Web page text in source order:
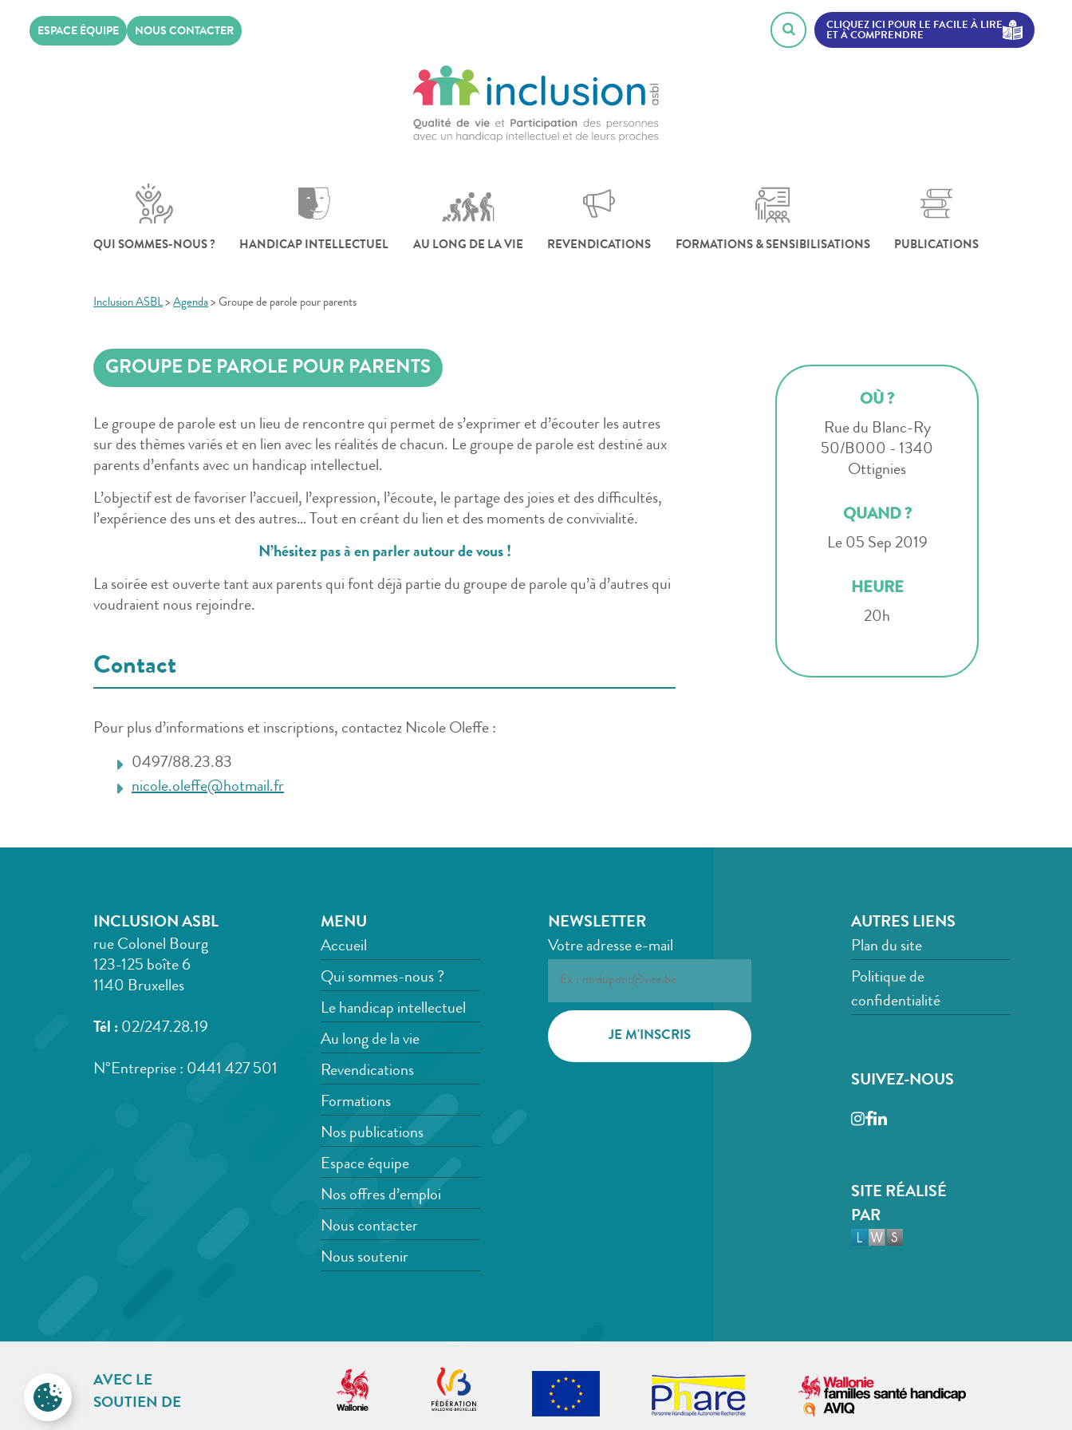
ESPACE ÉQUIPE NOUS CONTACTER
CLIQUEZ ICI POUR LE FACILE À LIRE
ET À COMPRENDRE
QUI SOMMES-NOUS ? HANDICAP INTELLECTUEL AU LONG DE LA VIE REVENDICATIONS FORMATIONS & SENSIBILISATIONS PUBLICATIONS
Inclusion ASBL> Agenda > Groupe de parole pour parents
GROUPE DE PAROLE POUR PARENTS
Le groupe de parole est un lieu de rencontre qui permet de s’exprimer et d’écouter les autres
sur des thèmes variés et en lien avec les réalités de chacun. Le groupe de parole est destiné aux
parents d’enfants avec un handicap intellectuel.
L’objectif est de favoriser l’accueil, l’expression, l’écoute, le partage des joies et des difficultés,
l’expérience des uns et des autres… Tout en créant du lien et des moments de convivialité.
N’hésitez pas à en parler autour de vous !
La soirée est ouverte tant aux parents qui font déjà partie du groupe de parole qu’à d’autres qui
voudraient nous rejoindre.
Contact
Pour plus d’informations et inscriptions, contactez Nicole Oleffe :
0497/88.23.83
nicole.oleffe@hotmail.fr
OÙ ?
Rue du Blanc-Ry
50/B000 - 1340
Ottignies
QUAND ?
Le 05 Sep 2019
HEURE
20h
INCLUSION ASBL
rue Colonel Bourg
123-125 boîte 6
1140 Bruxelles
Tél : 02/247.28.19
N°Entreprise : 0441 427 501
MENU
Accueil
Qui sommes-nous ?
Le handicap intellectuel
Au long de la vie
Revendications
Formations
Nos publications
Espace équipe
Nos offres d’emploi
Nous contacter
Nous soutenir
NEWSLETTER
Votre adresse e-mail
AUTRES LIENS
Plan du site
Politique de
confidentialité
SUIVEZ-NOUS
Instagram
Facebook
LinkedIn
SITE RÉALISÉ
PAR
AVEC LE
SOUTIEN DE